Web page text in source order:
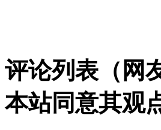
评论列表（网
本站同意其观